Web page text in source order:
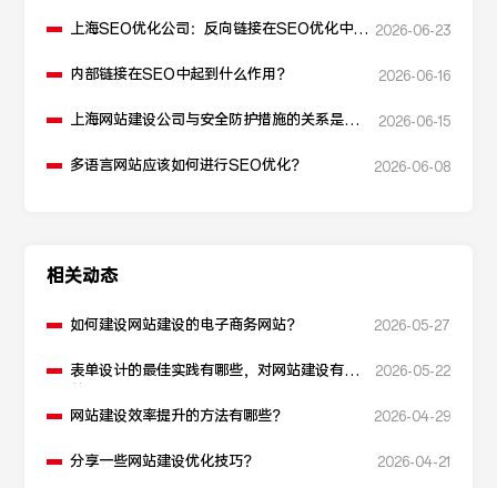
上海SEO优化公司：反向链接在SEO优化中起 2026-06-23
内部链接在SEO中起到什么作用？ 2026-06-16
上海网站建设公司与安全防护措施的关系是什
2026-06-15
多语言网站应该如何进行SEO优化？ 2026-06-08
相关动态
如何建设网站建设的电子商务网站？ 2026-05-27
表单设计的最佳实践有哪些，对网站建设有
2026-05-22
网站建设效率提升的方法有哪些？ 2026-04-29
分享一些网站建设优化技巧？ 2026-04-21